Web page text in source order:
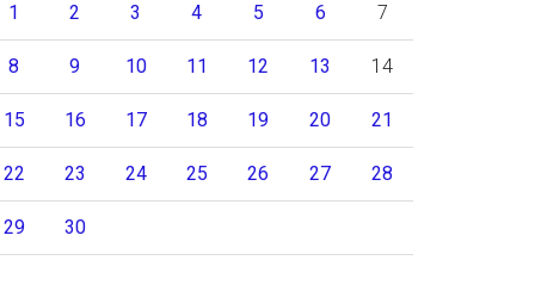
1 2 3 4 5 6 7
8 9 10 11 12 13 14
15 16 17 18 19 20 21
22 23 24 25 26 27 28
29 30